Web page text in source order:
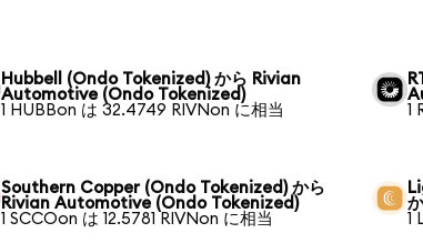
Hubbell (Ondo Tokenized) から Rivian
Automotive (Ondo Tokenized)
1 HUBBon は 32.4749 RIVNon に相当
1
Southern Copper (Ondo Tokenized) から
Rivian Automotive (Ondo Tokenized)
1 SCCOon は 12.5781 RIVNon に相当
1